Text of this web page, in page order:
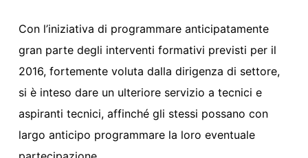
Con l’iniziativa di programmare anticipatamente
gran parte degli interventi formativi previsti per il
2016, fortemente voluta dalla dirigenza di settore,
si è inteso dare un ulteriore servizio a tecnici e
aspiranti tecnici, affinché gli stessi possano con
largo anticipo programmare la loro eventuale